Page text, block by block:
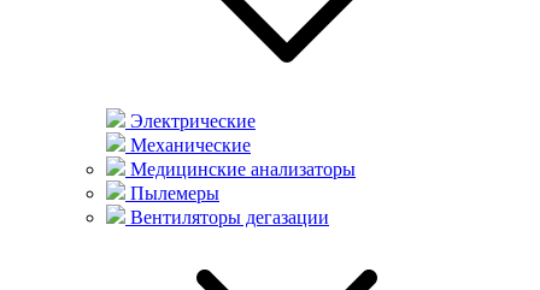
Электрические
Механические
Медицинские анализаторы
Пылемеры
Вентиляторы дегазации